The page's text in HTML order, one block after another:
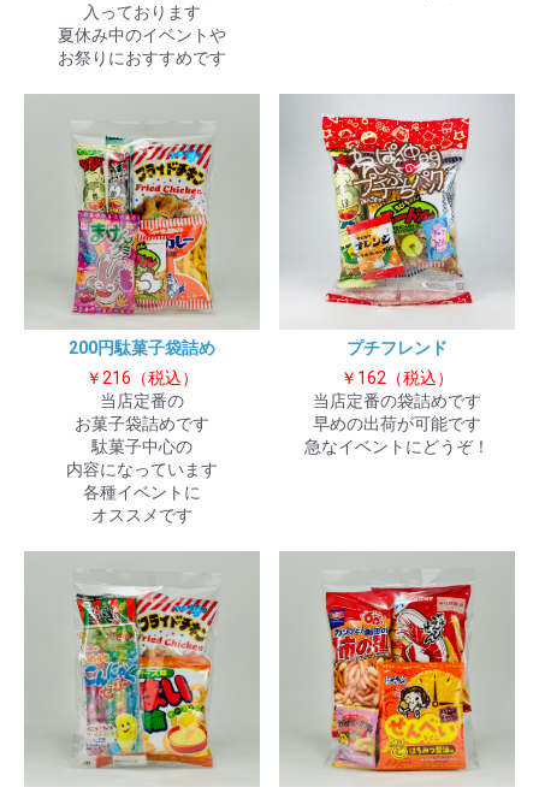
入っております
夏休み中のイベントや
お祭りにおすすめです
200円駄菓子袋詰め
￥216（税込）
当店定番の
お菓子袋詰めです
駄菓子中心の
内容になっています
各種イベントに
オススメです
プチフレンド
￥162（税込）
当店定番の袋詰めです
早めの出荷が可能です
急なイベントにどうぞ！